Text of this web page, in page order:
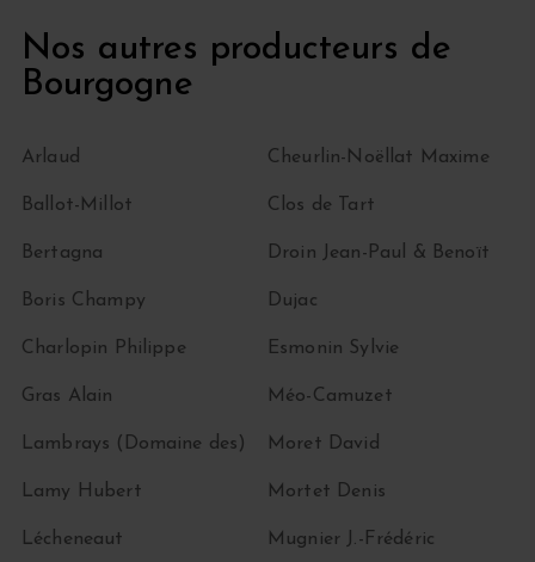
Nos autres producteurs de
Bourgogne
Arlaud
Ballot-Millot
Bertagna
Boris Champy
Charlopin Philippe
Cheurlin-Noëllat Maxime
Clos de Tart
Droin Jean-Paul & Benoït
Dujac
Esmonin Sylvie
Gras Alain
Lambrays (Domaine des)
Lamy Hubert
Lécheneaut
Méo-Camuzet
Moret David
Mortet Denis
Mugnier J.-Frédéric